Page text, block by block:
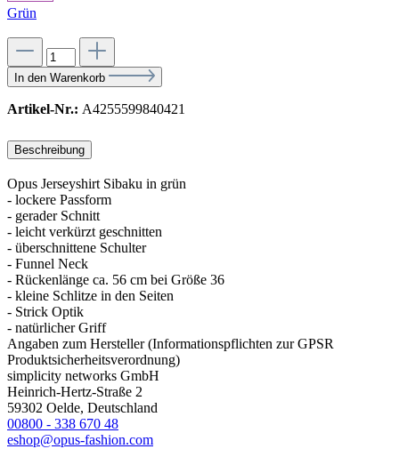
Grün
In den Warenkorb
Artikel-Nr.: A4255599840421
Beschreibung
Opus Jerseyshirt Sibaku in grün
- lockere Passform
- gerader Schnitt
- leicht verkürzt geschnitten
- überschnittene Schulter
- Funnel Neck
- Rückenlänge ca. 56 cm bei Größe 36
- kleine Schlitze in den Seiten
- Strick Optik
- natürlicher Griff
Angaben zum Hersteller (Informationspflichten zur GPSR
Produktsicherheitsverordnung)
simplicity networks GmbH
Heinrich-Hertz-Straße 2
59302 Oelde, Deutschland
00800 - 338 670 48
eshop@opus-fashion.com